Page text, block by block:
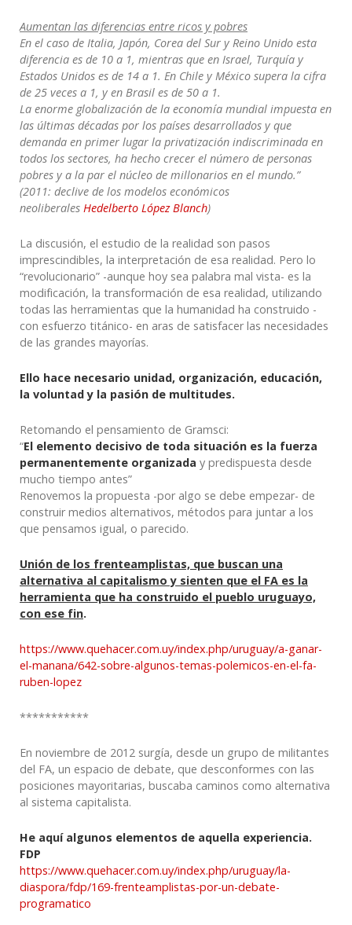
Aumentan las diferencias entre ricos y pobres
En el caso de Italia, Japón, Corea del Sur y Reino Unido esta
diferencia es de 10 a 1, mientras que en Israel, Turquía y
Estados Unidos es de 14 a 1. En Chile y México supera la cifra
de 25 veces a 1, y en Brasil es de 50 a 1.
La enorme globalización de la economía mundial impuesta en
las últimas décadas por los países desarrollados y que
demanda en primer lugar la privatización indiscriminada en
todos los sectores, ha hecho crecer el número de personas
pobres y a la par el núcleo de millonarios en el mundo.”
(2011: declive de los modelos económicos
neoliberales Hedelberto López Blanch)
La discusión, el estudio de la realidad son pasos
imprescindibles, la interpretación de esa realidad. Pero lo
“revolucionario” -aunque hoy sea palabra mal vista- es la
modificación, la transformación de esa realidad, utilizando
todas las herramientas que la humanidad ha construido -
con esfuerzo titánico- en aras de satisfacer las necesidades
de las grandes mayorías.
Ello hace necesario unidad, organización, educación,
la voluntad y la pasión de multitudes.
Retomando el pensamiento de Gramsci:
“El elemento decisivo de toda situación es la fuerza
permanentemente organizada y predispuesta desde
mucho tiempo antes”
Renovemos la propuesta -por algo se debe empezar- de
construir medios alternativos, métodos para juntar a los
que pensamos igual, o parecido.
Unión de los frenteamplistas, que buscan una
alternativa al capitalismo y sienten que el FA es la
herramienta que ha construido el pueblo uruguayo,
con ese fin.
https://www.quehacer.com.uy/index.php/uruguay/a-ganar-
el-manana/642-sobre-algunos-temas-polemicos-en-el-fa-
ruben-lopez
***********
En noviembre de 2012 surgía, desde un grupo de militantes
del FA, un espacio de debate, que desconformes con las
posiciones mayoritarias, buscaba caminos como alternativa
al sistema capitalista.
He aquí algunos elementos de aquella experiencia.
FDP
https://www.quehacer.com.uy/index.php/uruguay/la-
diaspora/fdp/169-frenteamplistas-por-un-debate-
programatico